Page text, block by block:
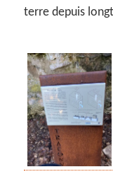
terre depuis